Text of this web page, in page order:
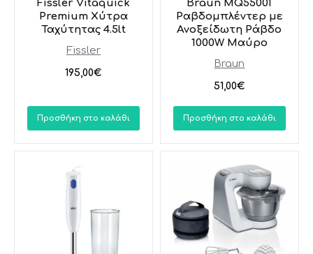
Fissler
Fissler Vitaquick
Premium Χύτρα
Ταχύτητας 4.5lt
195,00€
Προσθήκη στο καλάθι
Braun
Braun MQ55001
Ραβδομπλέντερ με
Ανοξείδωτη Ράβδο
1000W Μαύρο
51,00€
Προσθήκη στο καλάθι